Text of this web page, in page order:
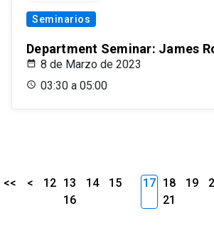
Seminarios
Department Seminar: James
8 de Marzo de 2023
03:30 a 05:00
<< < 12 13 14
15
16
17 18 19
21